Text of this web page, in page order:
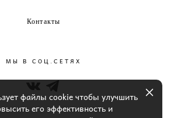
Контакты
МЫ В СОЦ.СЕТЯХ
файлы cookie чтобы улучшить
его эффективность и